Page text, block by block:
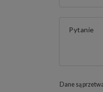
Pytanie
Dane są